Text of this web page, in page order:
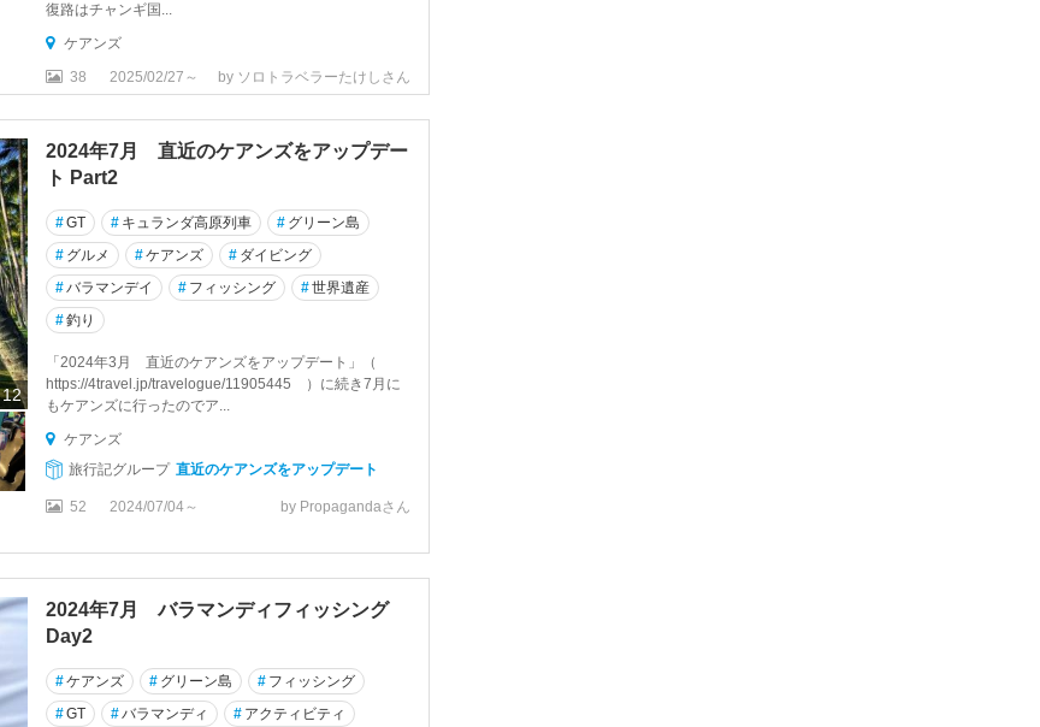
復路はチャンギ国...
ケアンズ
38
2025/02/27～ by ソロトラベラーたけしさん
12
2024年7月 直近のケアンズをアップデー
ト Part2
#GT # キュランダ高原列車 # グリーン島
# グルメ #ケアンズ # ダイビング
#バラマンデイ # フィッシング #世界遺産
#釣り
「2024年3月 直近のケアンズをアップデート」（
https://4travel.jp/travelogue/11905445 ）に続き7月に
もケアンズに行ったのでア...
ケアンズ
旅行記グループ 直近のケアンズをアップデート
52 2024/07/04～ by Propagandaさん
2024年7月 バラマンディフィッシング
Day2
#ケアンズ # グリーン島 # フィッシング
#GT #バラマンディ # アクティビティ